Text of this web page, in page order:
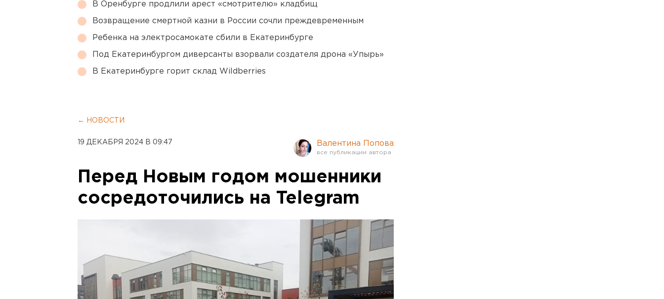
В Оренбурге продлили арест «смотрителю» кладбищ
Возвращение смертной казни в России сочли преждевременным
Ребенка на электросамокате сбили в Екатеринбурге
Под Екатеринбургом диверсанты взорвали создателя дрона «Упырь»
В Екатеринбурге горит склад Wildberries
← НОВОСТИ
19 ДЕКАБРЯ 2024 В 09:47 Валентина Попова
Перед Новым годом мошенники
сосредоточились на Telegram